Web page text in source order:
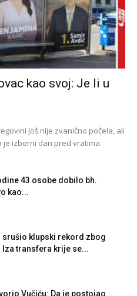
kao svoj: Je li u
još nije zvanično počela, ali
je izborni dan pred vratima.
43 osobe dobilo bh.
kao...
srušio klupski rekord zbog
Iza transfera krije se...
Vučiću: Da je postojao